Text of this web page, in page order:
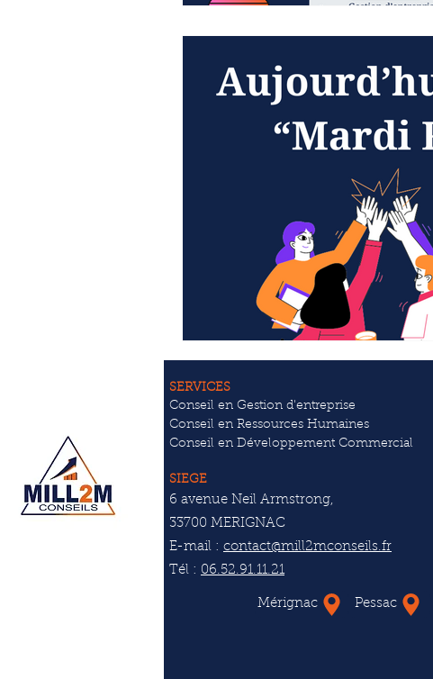
SERVICES
Conseil en Gestion d'entreprise
Conseil en Ressources Humaines
Conseil en Développement Commercial
SIEGE
6 avenue Neil Armstrong,
33700 MERIGNAC
E-mail : contact@mill2mconseils.fr
Tél : 06.52.91.11.21
Mérignac Pessac